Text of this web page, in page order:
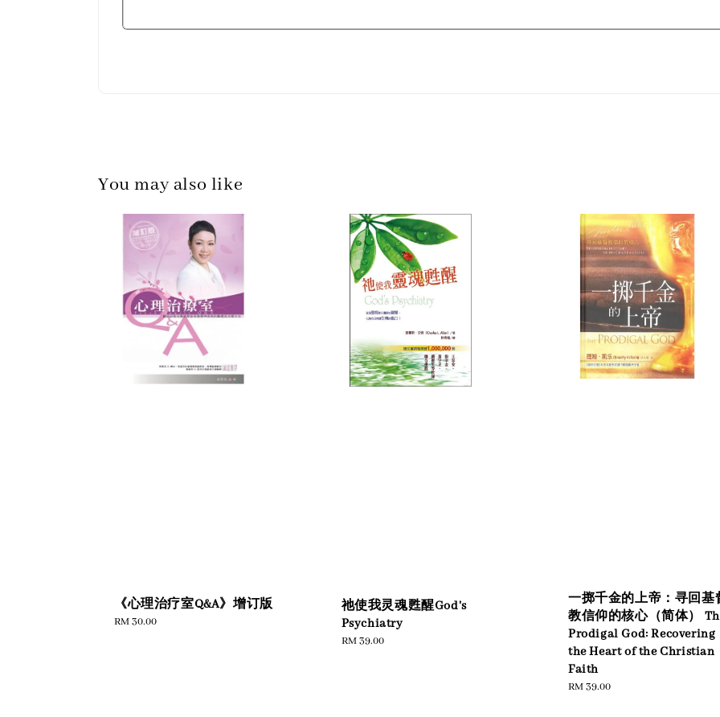
You may also like
《心理治疗室Q&A》增订版
Regular
RM 30.00
祂使我灵魂甦醒God's
Psychiatry
Regular
RM 39.00
一掷千金的上帝：寻回基
教信仰的核心（简体）
Prodigal God: Recovering
the Heart of the Christian
Faith
Regular
RM 39.00